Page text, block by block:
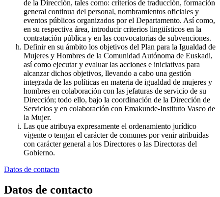
de la Dirección, tales como: criterios de traducción, formación
general continua del personal, nombramientos oficiales y
eventos públicos organizados por el Departamento. Así como,
en su respectiva área, introducir criterios lingüísticos en la
contratación pública y en las convocatorias de subvenciones.
Definir en su ámbito los objetivos del Plan para la Igualdad de
Mujeres y Hombres de la Comunidad Autónoma de Euskadi,
así como ejecutar y evaluar las acciones e iniciativas para
alcanzar dichos objetivos, llevando a cabo una gestión
integrada de las políticas en materia de igualdad de mujeres y
hombres en colaboración con las jefaturas de servicio de su
Dirección; todo ello, bajo la coordinación de la Dirección de
Servicios y en colaboración con Emakunde-Instituto Vasco de
la Mujer.
Las que atribuya expresamente el ordenamiento jurídico
vigente o tengan el carácter de comunes por venir atribuidas
con carácter general a los Directores o las Directoras del
Gobierno.
Datos de contacto
Datos de contacto